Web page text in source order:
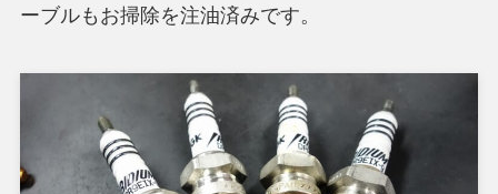
ーブルもお掃除を注油済みです。